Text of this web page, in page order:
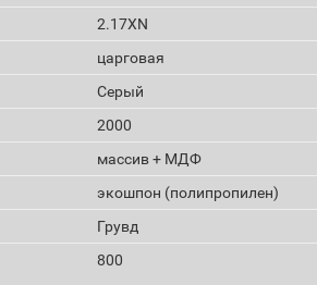
2.17XN
царговая
Серый
2000
массив + МДФ
экошпон (полипропилен)
Грувд
800